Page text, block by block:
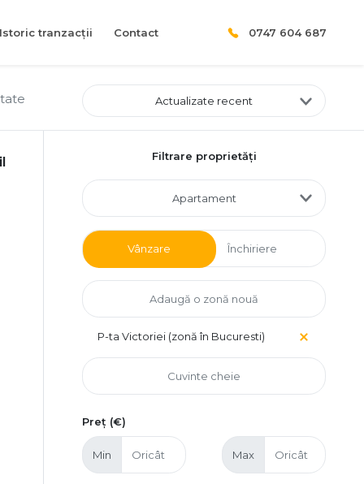
Istoric tranzacții Contact 0747 604 687
Actualizate recent
Filtrare proprietăți
Apartament
Vânzare Închiriere
P-ta Victoriei (zonă în Bucuresti)
Preț (€)
Min Max